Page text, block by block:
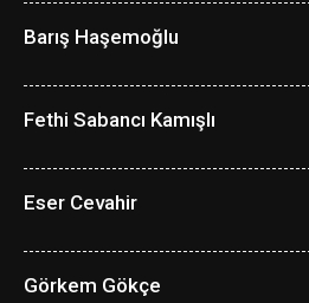
Barış Haşemoğlu
Fethi Sabancı Kamışlı
Eser Cevahir
Görkem Gökçe